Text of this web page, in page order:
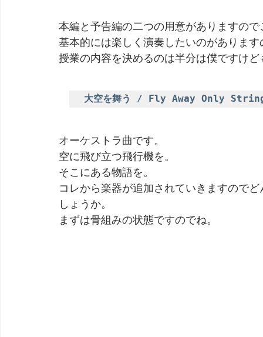
本編と予告編の二つの用意がありますの
基本的には楽しく演奏したいのがありま
授業の内容を決めるのは半分は僕ですけ
大空を舞う / Fly Away Only
オーケストラ曲です。
空に飛び立つ飛行機を。
そこにある物語を。
コレから楽器が追加されていきますので
しょうか。
まずは骨組みの状態ですのでね。